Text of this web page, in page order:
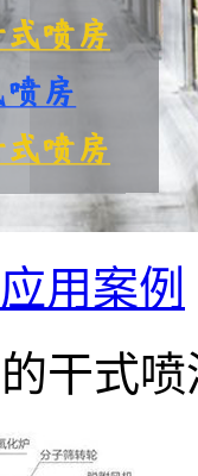
用案例
干式喷